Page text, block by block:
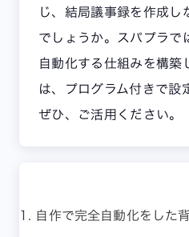
じ、結局議事録を作成し
でしょうか。スパプラで
自動化する仕組みを構築
は、プログラム付きで設
ぜひ、ご活用ください。
1. 自作で完全自動化をした